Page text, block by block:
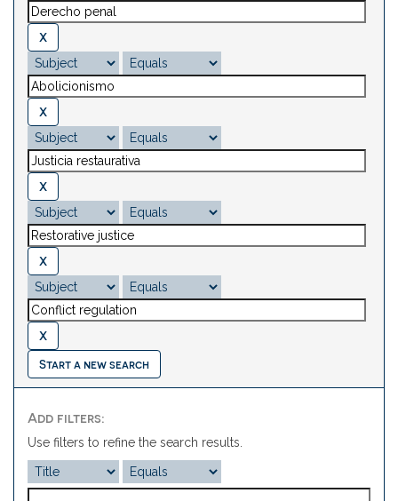
Start a new search
Add filters:
Use filters to refine the search results.